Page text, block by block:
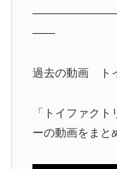
——
過去の動画 ト
「トイファク
ーの動画をまと